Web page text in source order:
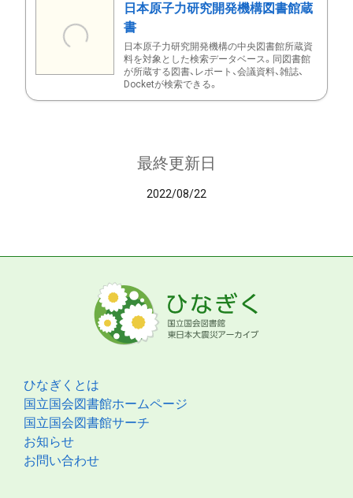
日本原子力研究開発機構図書館蔵
書
日本原子力研究開発機構の中央図書館所蔵資
料を対象とした検索データベース。同図書館
が所蔵する図書、レポート、会議資料、雑誌、
Docketが検索できる。
最終更新日
2022/08/22
ひなぎくとは
国立国会図書館ホームページ
国立国会図書館サーチ
お知らせ
お問い合わせ